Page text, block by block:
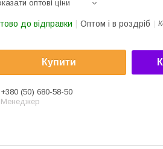
оптові ціни
до відправки Оптом і в роздріб
Купити
+380 (50) 680-58-50
Менеджер